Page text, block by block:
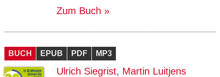
Zum Buch
BUCH EPUB PDF MP3
Ulrich Siegrist, Martin Luitjens